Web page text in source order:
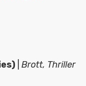
Brott, Thriller